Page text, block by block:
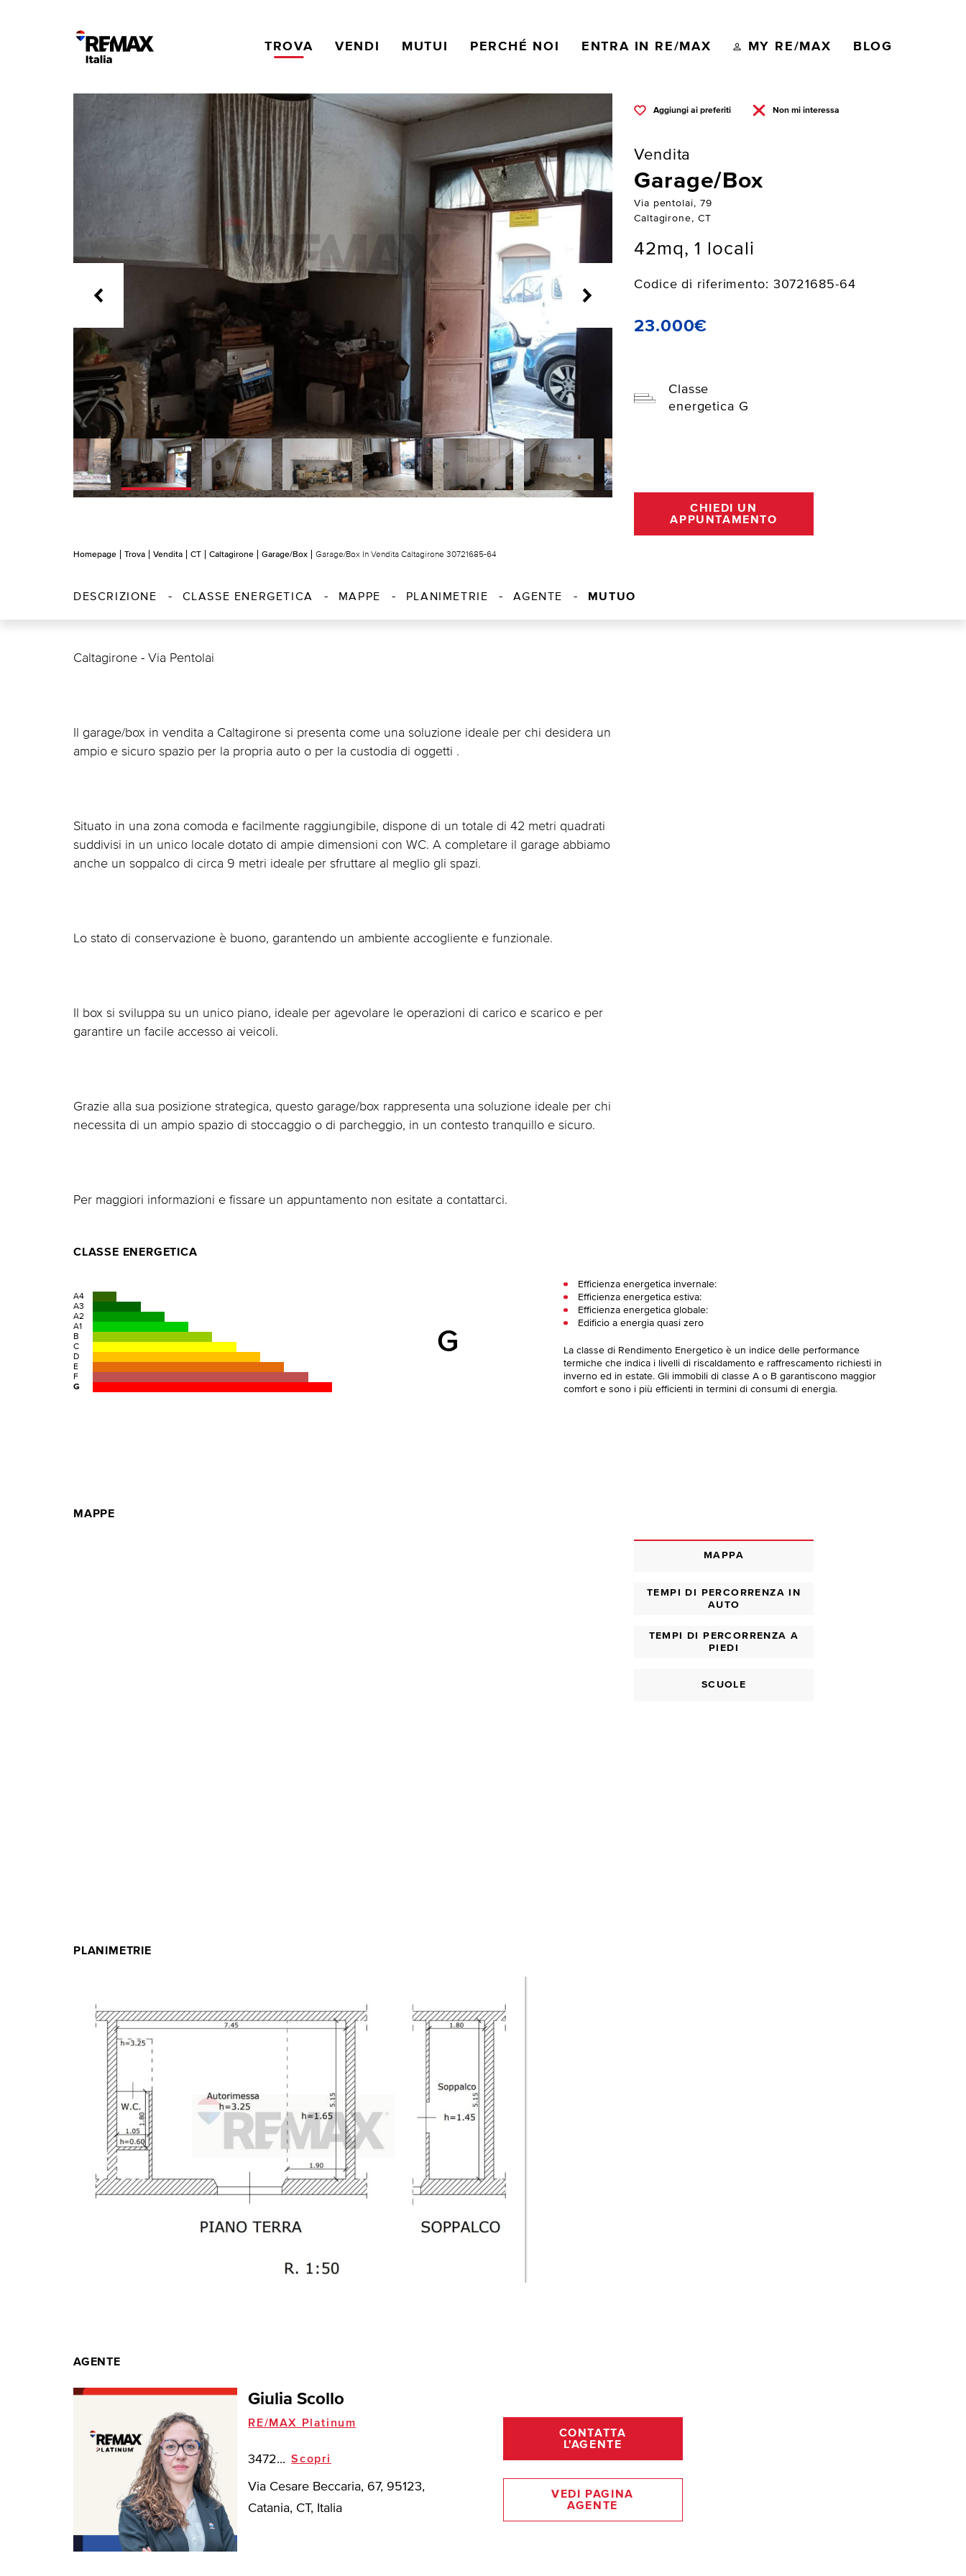
TROVA VENDI MUTUI PERCHÉ NOI ENTRA IN RE/MAX MY RE/MAX BLOG
Aggiungi ai preferiti Non mi interessa
Vendita
Garage/Box
Via pentolai, 79
Caltagirone, CT
42mq, 1 locali
Codice di riferimento: 30721685-64
23.000€
Classe
energetica G
CHIEDI UN
APPUNTAMENTO
Homepage Trova Vendita CT Caltagirone Garage/Box Garage/Box In Vendita Caltagirone 30721685-64
DESCRIZIONE CLASSE ENERGETICA MAPPE PLANIMETRIE AGENTE MUTUO
Caltagirone - Via Pentolai
Il garage/box in vendita a Caltagirone si presenta come una soluzione ideale per chi desidera un
ampio e sicuro spazio per la propria auto o per la custodia di oggetti .
Situato in una zona comoda e facilmente raggiungibile, dispone di un totale di 42 metri quadrati
suddivisi in un unico locale dotato di ampie dimensioni con WC. A completare il garage abbiamo
anche un soppalco di circa 9 metri ideale per sfruttare al meglio gli spazi.
Lo stato di conservazione è buono, garantendo un ambiente accogliente e funzionale.
Il box si sviluppa su un unico piano, ideale per agevolare le operazioni di carico e scarico e per
garantire un facile accesso ai veicoli.
Grazie alla sua posizione strategica, questo garage/box rappresenta una soluzione ideale per chi
necessita di un ampio spazio di stoccaggio o di parcheggio, in un contesto tranquillo e sicuro.
Per maggiori informazioni e fissare un appuntamento non esitate a contattarci.
CLASSE ENERGETICA
A4
A3
A2
A1
B
C
D
E
F
G
G
Efficienza energetica invernale:
Efficienza energetica estiva:
Efficienza energetica globale:
Edificio a energia quasi zero
La classe di Rendimento Energetico è un indice delle performance
termiche che indica i livelli di riscaldamento e raffrescamento richiesti in
inverno ed in estate. Gli immobili di classe A o B garantiscono maggior
comfort e sono i più efficienti in termini di consumi di energia.
MAPPE
MAPPA
TEMPI DI PERCORRENZA IN
AUTO
TEMPI DI PERCORRENZA A
PIEDI
SCUOLE
PLANIMETRIE
AGENTE
Giulia Scollo
RE/MAX Platinum
3472... Scopri
Via Cesare Beccaria, 67, 95123,
Catania, CT, Italia
CONTATTA
L'AGENTE
VEDI PAGINA
AGENTE